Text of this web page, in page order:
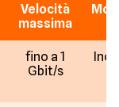
Velocità
massima
fino a 1
Gbit/s